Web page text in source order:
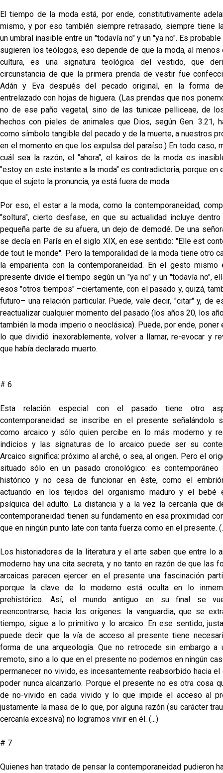
El tiempo de la moda está, por ende, constitutivamente
mismo, y por eso también siempre retrasado, siempre tiene
un umbral inasible entre un "todavía no" y un "ya no". Es
sugieren los teólogos, eso depende de que la moda, al menos
cultura, es una signatura teológica del vestido, que
circunstancia de que la primera prenda de vestir fue
Adán y Eva después del pecado original, en la forma
entrelazado con hojas de higuera. (Las prendas que nos
no de ese paño vegetal, sino de las tunicae pelliceae, de
hechos con pieles de animales que Dios, según Gen. 3.21,
como símbolo tangible del pecado y de la muerte, a nuestros
en el momento en que los expulsa del paraíso.) En todo caso,
cuál sea la razón, el "ahora", el kairos de la moda es
"estoy en este instante a la moda" es contradictoria, porque en
que el sujeto la pronuncia, ya está fuera de moda.
Por eso, el estar a la moda, como la contemporaneidad,
"soltura", cierto desfase, en que su actualidad incluye
pequeña parte de su afuera, un dejo de demodé. De una
se decía en París en el siglo XIX, en ese sentido: "Elle est
de tout le monde". Pero la temporalidad de la moda tiene otro
la emparienta con la contemporaneidad. En el gesto mismo
presente divide el tiempo según un "ya no" y un "todavía no",
esos "otros tiempos" –ciertamente, con el pasado y, quizá,
futuro– una relación particular. Puede, vale decir, "citar" y, de
reactualizar cualquier momento del pasado (los años 20, los
también la moda imperio o neoclásica). Puede, por ende, poner
lo que dividió inexorablemente, volver a llamar, re-evocar y
que había declarado muerto.
# 6
Esta relación especial con el pasado tiene otro
contemporaneidad se inscribe en el presente señalándolo
como arcaico y sólo quien percibe en lo más moderno y
indicios y las signaturas de lo arcaico puede ser su
Arcaico significa: próximo al arché, o sea, al origen. Pero el
situado sólo en un pasado cronológico: es contemporáneo
histórico y no cesa de funcionar en éste, como el
actuando en los tejidos del organismo maduro y el bebé
psíquica del adulto. La distancia y a la vez la cercanía que
contemporaneidad tienen su fundamento en esa proximidad
que en ningún punto late con tanta fuerza como en el presente.
Los historiadores de la literatura y el arte saben que entre lo
moderno hay una cita secreta, y no tanto en razón de que las
arcaicas parecen ejercer en el presente una fascinación
porque la clave de lo moderno está oculta en lo
prehistórico. Así, el mundo antiguo en su final se
reencontrarse, hacia los orígenes: la vanguardia, que se
tiempo, sigue a lo primitivo y lo arcaico. En ese sentido,
puede decir que la vía de acceso al presente tiene
forma de una arqueología. Que no retrocede sin embargo a
remoto, sino a lo que en el presente no podemos en ningún
permanecer no vivido, es incesantemente reabsorbido hacia el
poder nunca alcanzarlo. Porque el presente no es otra cosa
de no-vivido en cada vivido y lo que impide el acceso al
justamente la masa de lo que, por alguna razón (su carácter
cercanía excesiva) no logramos vivir en él. (...)
# 7
Quienes han tratado de pensar la contemporaneidad pudieron